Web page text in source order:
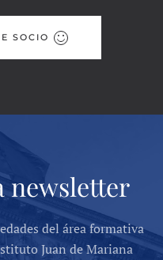
SOCIO
newsletter
del área formativa
Juan de Mariana